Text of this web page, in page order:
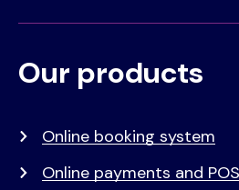
Voet
Primair
Our products
Online booking system
Online payments and